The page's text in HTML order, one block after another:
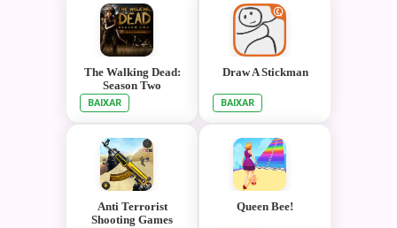
The Walking Dead:
Season Two
BAIXAR
Draw A Stickman
BAIXAR
Anti Terrorist
Shooting Games
Queen Bee!